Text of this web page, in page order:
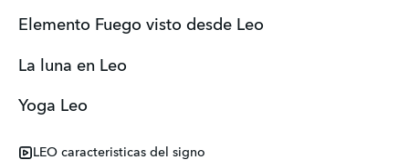
Elemento Fuego visto desde Leo
La luna en Leo
Yoga Leo
LEO caracteristicas del signo